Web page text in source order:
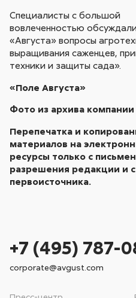
Специалисты с большой
вовлеченностью
«Августа» вопросы
выращивания саженцев,
техники и защиты сада».
«Поле Августа»
Фото из архива компании
Перепечатка и
материалов на
ресурсы только с
разрешения редакции и
первоисточника.
+7 (495) 787-
corporate@avgust.com